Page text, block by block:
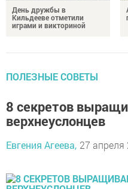
День дружбы в
Кильдееве отметили
играми и викториной
ПОЛЕЗНЫЕ СОВЕТЫ
8 секретов
верхнеуслонцев
Евгения Агеева, 27 апреля